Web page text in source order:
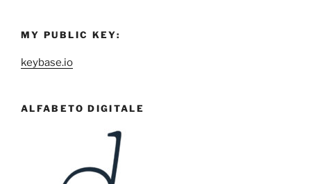
MY PUBLIC KEY:
keybase.io
ALFABETO DIGITALE